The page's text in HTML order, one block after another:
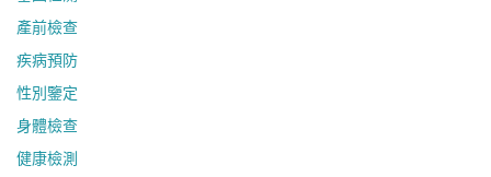
產前檢查
疾病預防
性別鑒定
身體檢查
健康檢測